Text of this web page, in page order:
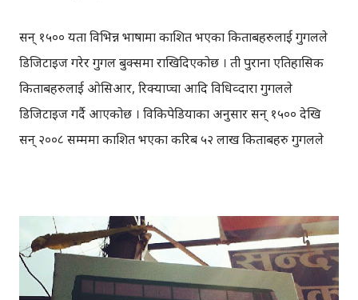
सन् १५०० यता विभिन्न भाषामा प्रकाशित भएका किताबहरुलाई गुगलले
डिजिटाइज गरेर गुगल बुक्समा राखिदिएकोछ । ती पुराना एतिहासिक
किताबहरुलाई ओसिआर, रिक्याप्चा आदि प्रविधिव्दारा गुगलले
डिजिटाइज गर्दै आएकोछ । विकिपेडियाका अनुसार सन् १५०० देखि
सन् २००८ सम्ममा प्रकाशित भएका करिब ५२ लाख किताबहरु गुगलले
गुगल एनग्राम (ग्राफ) मा हेर्न सकिन्छ । विभिन्न भाषा तथा शब्दहरुमा
रुची राख्नेका लागि गुगल एनग्राम उपयोगी रहेकोछ । गुगल एनग्राम मा
कुन शब्द कहिले देखि प्रयोग गर्न थालियो, कुन समयमा धेरै प्रयोग गर्न
थालियो, किन प्रयोग गरियो, कुन शब्द कहिले उत्तपति भयो भन्ने जस्ता